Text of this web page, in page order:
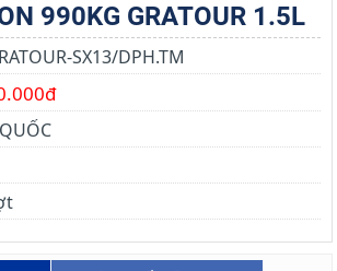
990KG GRATOUR 1.5L
SX13/DPH.TM